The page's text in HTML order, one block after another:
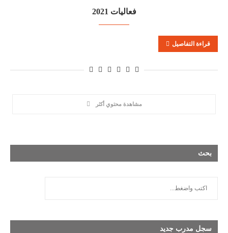
فعاليات 2021
قراءة التفاصيل
مشاهدة محتوي أكثر
بحث
سجل مدرب جديد